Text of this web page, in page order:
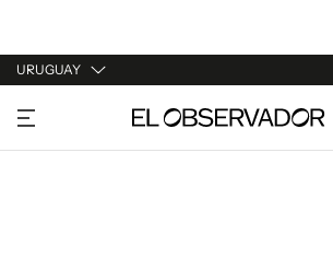
URUGUAY
URUGUAY
ARGENTINA